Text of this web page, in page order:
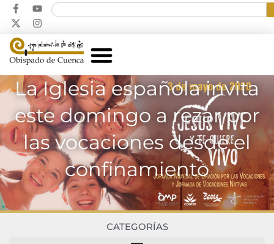
La Iglesia española invita
este domingo a rezar por
las vocaciones desde el
confinamiento
CATEGORÍAS